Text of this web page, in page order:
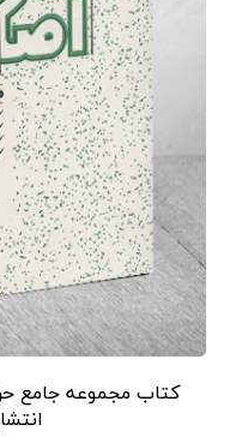
کتاب مجموعه جامع